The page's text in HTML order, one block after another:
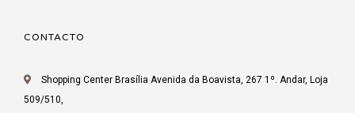
CONTACTO
Shopping Center Brasília Avenida da Boavista, 267 1º. Andar, Loja
509/510,